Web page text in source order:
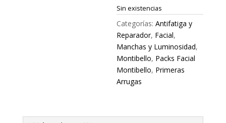
Sin existencias
Categorías:Antifatiga y
Reparador, Facial,
Manchas y Luminosidad,
Montibello, Packs Facial
Montibello, Primeras
Arrugas